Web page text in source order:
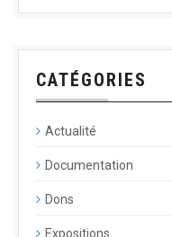
CATÉGORIES
Actualité
Documentation
Dons
Expositions